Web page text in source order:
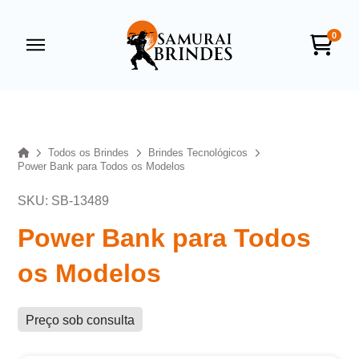
0
HomeTodos os Brindes
Brindes Tecnológicos
Power Bank para Todos os Modelos
SKU: SB-13489
Power Bank para Todos
os Modelos
Preço sob consulta